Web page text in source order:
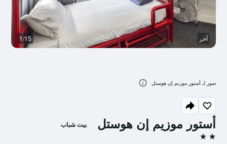
أستور موزيم إن هوستل بيت شباب
2 نجمتين
آخر 1/15
صور لـ أستور موزيم إن هوستل